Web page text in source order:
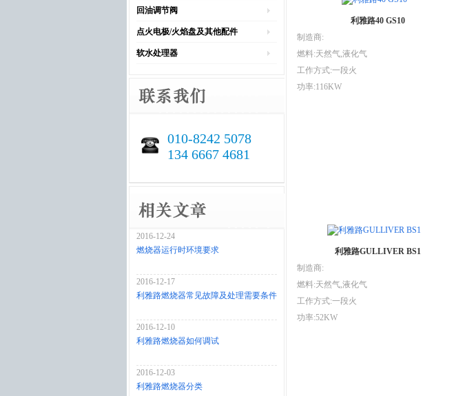
回油调节阀
点火电极/火焰盘及其他配件
软水处理器
010-8242 5078
134 6667 4681
2016-12-24
燃烧器运行时环境要求
2016-12-17
利雅路燃烧器常见故障及处理需要条件
2016-12-10
利雅路燃烧器如何调试
2016-12-03
利雅路燃烧器分类
利雅路40 GS10
制造商:
燃料:天然气,液化气
工作方式:一段火
功率:116KW
利雅路GULLIVER BS1
制造商:
燃料:天然气,液化气
工作方式:一段火
功率:52KW